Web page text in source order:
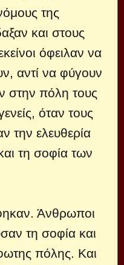
της
και στους
όφειλαν να
αντί να φύγουν
στην πόλη τους
όταν τους
την ελευθερία
τη σοφία των
Άνθρωποι
τη σοφία και
πόλης. Και